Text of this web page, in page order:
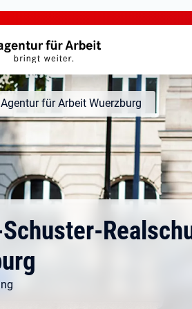
Agentur für Arbeit Wuerzburg